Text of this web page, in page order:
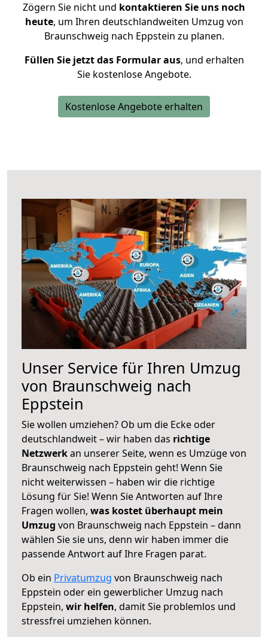
Zögern Sie nicht und kontaktieren Sie uns noch
heute, um Ihren deutschlandweiten Umzug von
Braunschweig nach Eppstein zu planen.
Füllen Sie jetzt das Formular aus, und erhalten
Sie kostenlose Angebote.
Kostenlose Angebote erhalten
Unser Service für Ihren Umzug
von Braunschweig nach
Eppstein
Sie wollen umziehen? Ob um die Ecke oder
deutschlandweit – wir haben das richtige
Netzwerkan unserer Seite, wenn es Umzüge von
Braunschweig nach Eppstein geht! Wenn Sie
nicht weiterwissen – haben wir die richtige
Lösung für Sie! Wenn Sie Antworten auf Ihre
Fragen wollen, was kostet überhaupt mein
Umzug von Braunschweig nach Eppstein – dann
wählen Sie sie uns, denn wir haben immer die
passende Antwort auf Ihre Fragen parat.
Ob ein Privatumzug von Braunschweig nach
Eppstein oder ein gewerblicher Umzug nach
Eppstein, wir helfen, damit Sie problemlos und
stressfrei umziehen können.